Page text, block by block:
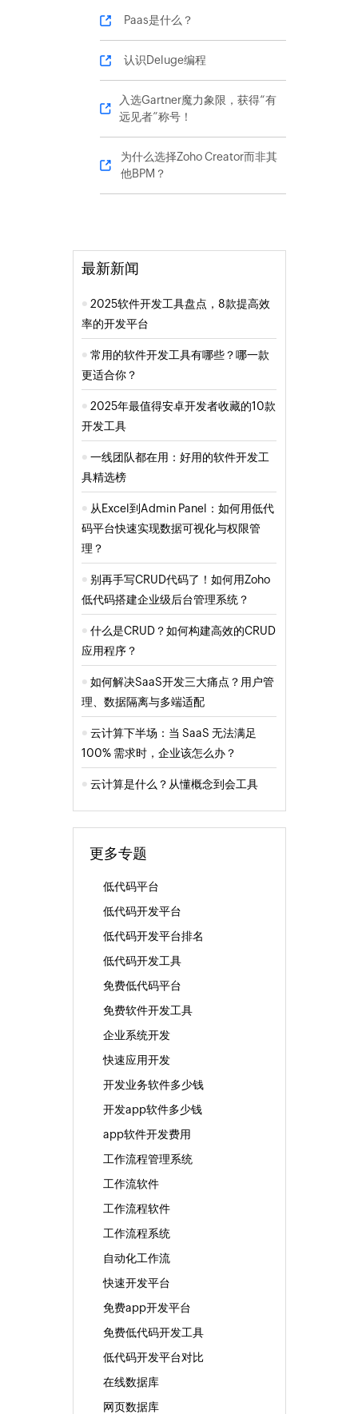
Paas是什么？
认识Deluge编程
入选Gartner魔力象限，获得“有
远见者”称号！
为什么选择Zoho Creator而非其
他BPM？
最新新闻
2025软件开发工具盘点，8款提高效
率的开发平台
常用的软件开发工具有哪些？哪一款
更适合你？
2025年最值得安卓开发者收藏的10款
开发工具
一线团队都在用：好用的软件开发工
具精选榜
从Excel到Admin Panel：如何用低代
码平台快速实现数据可视化与权限管
理？
别再手写CRUD代码了！如何用Zoho
低代码搭建企业级后台管理系统？
什么是CRUD？如何构建高效的CRUD
应用程序？
如何解决SaaS开发三大痛点？用户管
理、数据隔离与多端适配
云计算下半场：当 SaaS 无法满足
100% 需求时，企业该怎么办？
云计算是什么？从懂概念到会工具
更多专题
低代码平台
低代码开发平台
低代码开发平台排名
低代码开发工具
免费低代码平台
免费软件开发工具
企业系统开发
快速应用开发
开发业务软件多少钱
开发app软件多少钱
app软件开发费用
工作流程管理系统
工作流软件
工作流程软件
工作流程系统
自动化工作流
快速开发平台
免费app开发平台
免费低代码开发工具
低代码开发平台对比
在线数据库
网页数据库